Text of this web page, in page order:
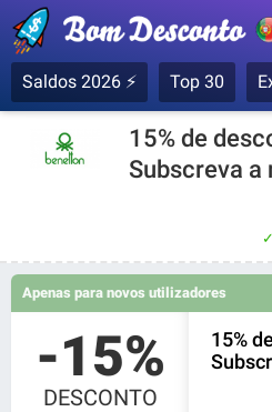
Saldos 2026 ⚡ Top 30
15% de
Subscreva
Apenas para novos utilizadores
-15%
DESCONTO
15%